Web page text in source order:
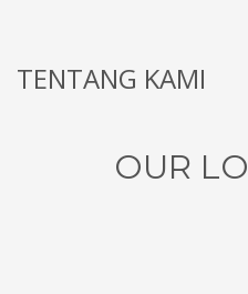
TENTANG KAMI
OUR